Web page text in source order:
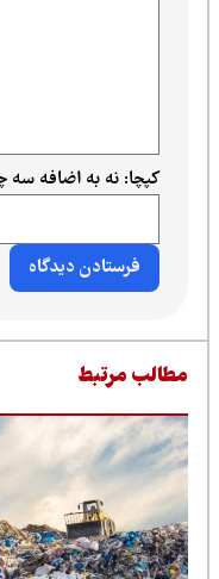
کپچا: نه به اضافه سه چند
مرتبط